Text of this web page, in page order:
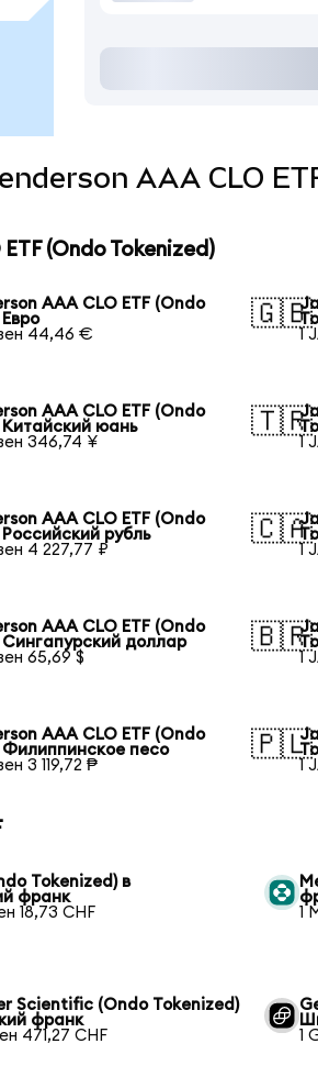
Henderson AAA CLO
(Ondo Tokenized)
AAA CLO ETF (Ondo
44,46 €
🇬🇧
1
AAA CLO ETF (Ondo
Китайский юань
346,74 ¥
🇹🇷
1
AAA CLO ETF (Ondo
рубль
4 227,77 ₽
🇨🇦
1
AAA CLO ETF (Ondo
Сингапурский доллар
65,69 $
🇧🇷
1
AAA CLO ETF (Ondo
Филиппинское песо
3 119,72 ₱
🇵🇱
1
Tokenized) в
франк
18,73 CHF
1
Scientific (Ondo Tokenized)
франк
471,27 CHF
1